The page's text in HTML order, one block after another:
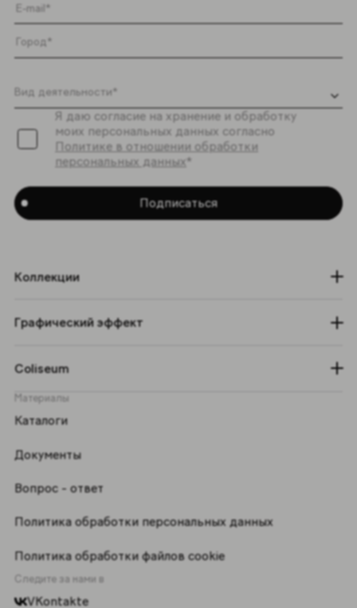
Я даю согласие на хранение и обработку
моих персональных данных согласно
Политике в отношении обработки
персональных данных*
Подписаться
Коллекции
Графический эффект
Coliseum
Материалы
Каталоги
Документы
Вопрос - ответ
Политика обработки персональных данных
Политика обработки файлов cookie
Следите за нами в
VKontakte